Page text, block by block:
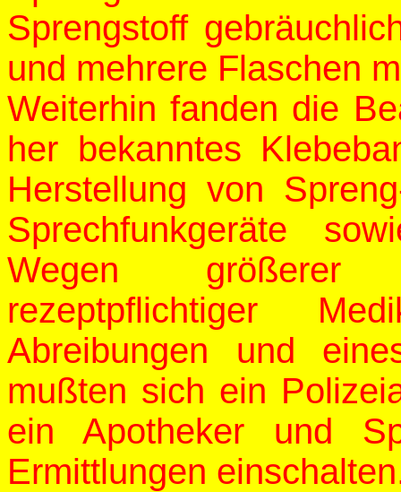
Sprengstoff
und mehrere Flaschen
Weiterhin fanden die
her bekanntes
Herstellung von
Sprechfunkgeräte
Wegen größerer
rezeptpflichtiger
Abreibungen und
mußten sich ein
ein Apotheker und
Ermittlungen